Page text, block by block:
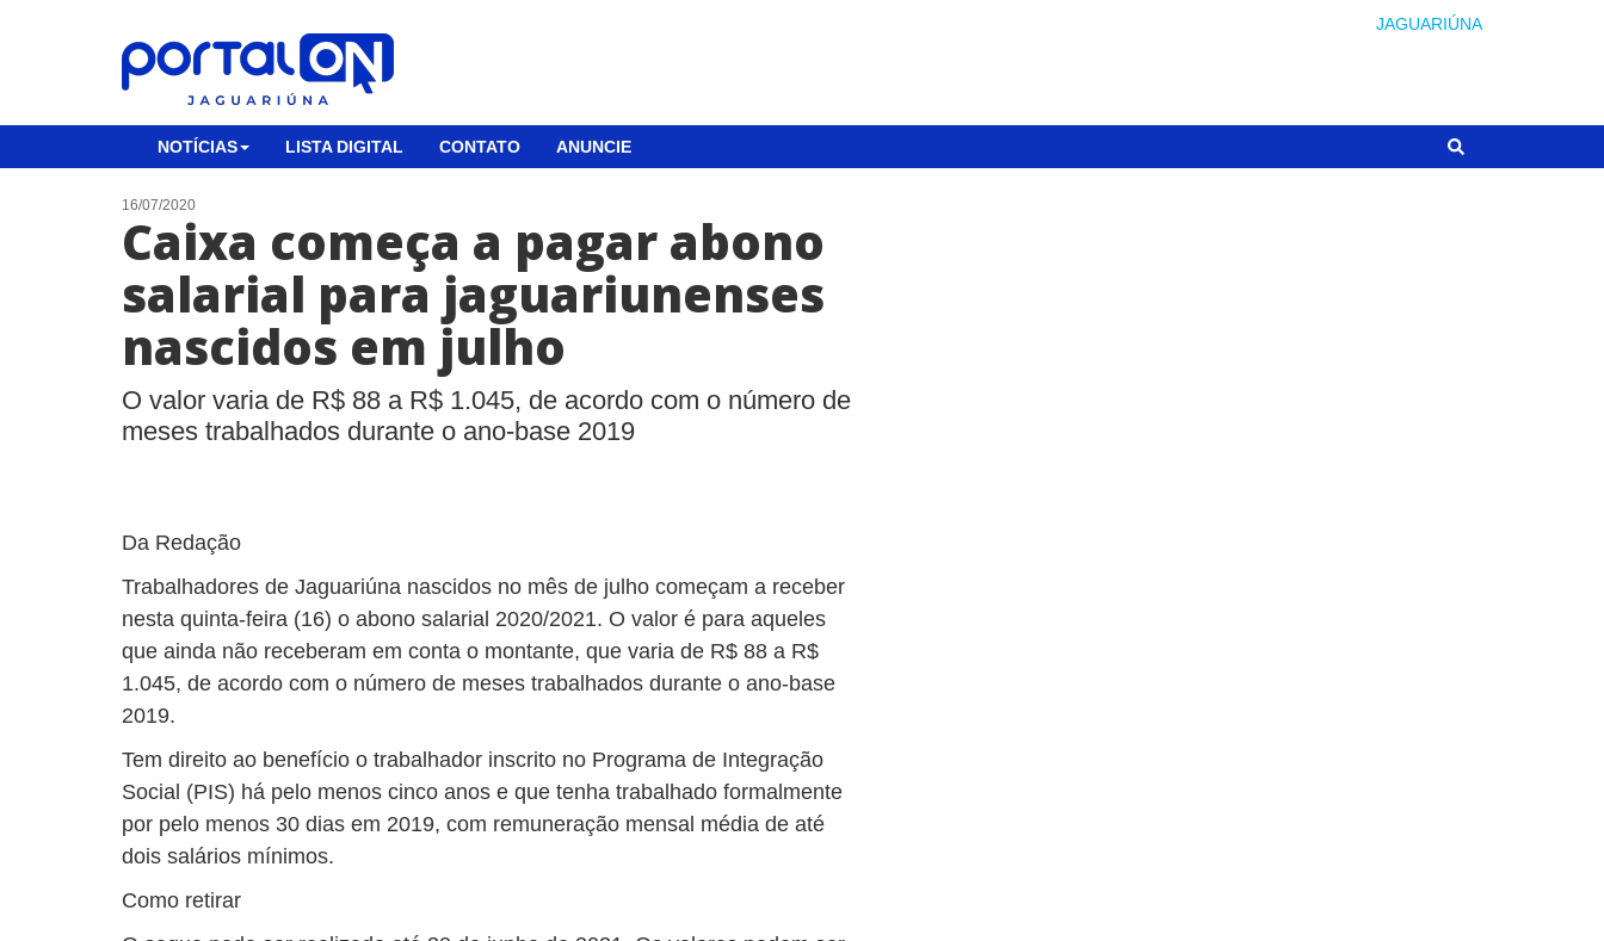
JAGUARIÚNA
NOTÍCIAS LISTA DIGITAL CONTATO ANUNCIE
16/07/2020
Caixa começa a pagar abono
salarial para jaguariunenses
nascidos em julho
O valor varia de R$ 88 a R$ 1.045, de acordo com o número de
meses trabalhados durante o ano-base 2019
Da Redação
Trabalhadores de Jaguariúna nascidos no mês de julho começam a receber
nesta quinta-feira (16) o abono salarial 2020/2021. O valor é para aqueles
que ainda não receberam em conta o montante, que varia de R$ 88 a R$
1.045, de acordo com o número de meses trabalhados durante o ano-base
2019.
Tem direito ao benefício o trabalhador inscrito no Programa de Integração
Social (PIS) há pelo menos cinco anos e que tenha trabalhado formalmente
por pelo menos 30 dias em 2019, com remuneração mensal média de até
dois salários mínimos.
Como retirar